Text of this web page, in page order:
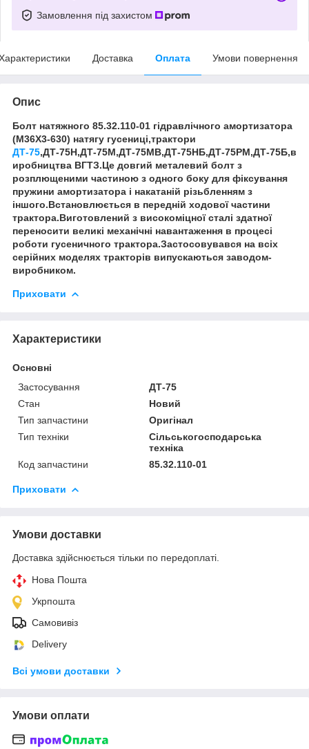
Замовлення під захистом
Доставка Оплата Умови повернення
Опис
Болт натяжного 85.32.110-01 гідравлічного амортизатора
(М36Х3-630) натягу гусениці,трактори
ДТ-75,ДТ-75Н,ДТ-75М,ДТ-75МВ,ДТ-75НБ,ДТ-75РМ,ДТ-75Б,в
иробництва ВГТЗ.Це довгий металевий болт з
розплющеними частиною з одного боку для фіксування
пружини амортизатора і накатаній різьбленням з
іншого.Встановлюється в передній ходової частини
трактора.Виготовлений з високоміцної сталі здатної
переносити великі механічні навантаження в процесі
роботи гусеничного трактора.Застосовувався на всіх
серійних моделях тракторів випускаються заводом-
виробником.
Приховати
Характеристики
Основні
Застосування
ДТ-75
Стан
Новий
Тип запчастини
Оригінал
Тип техніки
Сільськогосподарська
техніка
Код запчастини
85.32.110-01
Приховати
Умови доставки
Доставка здійснюється тільки по передоплаті.
Нова Пошта
Укрпошта
Самовивіз
Delivery
Всі умови доставки
Умови оплати